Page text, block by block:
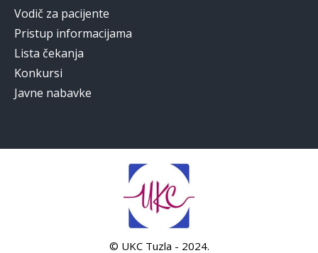
Vodič za pacijente
Pristup informacijama
Lista čekanja
Konkursi
Javne nabavke
© UKC Tuzla - 2024.